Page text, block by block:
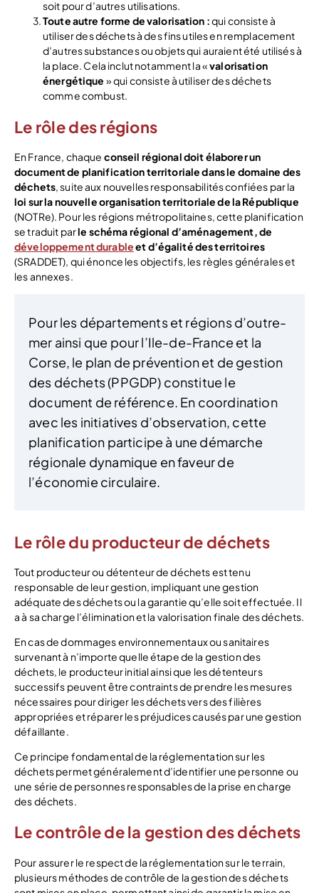
soit pour d’autres utilisations.
Toute autre forme de valorisation :qui consiste à
utiliser des déchets à des fins utiles en remplacement
d’autres substances ou objets qui auraient été utilisés à
la place. Cela inclut notamment la «valorisation
énergétique » qui consiste à utiliser des déchets
comme combust.
Le rôle des régions
En France, chaque conseil régional doit élaborer un
document de planification territoriale dans le domaine des
déchets, suite aux nouvelles responsabilités confiées par la
loi sur la nouvelle organisation territoriale de la République
(NOTRe). Pour les régions métropolitaines, cette planification
se traduit parle schéma régional d’aménagement, de
développement durableet d’égalité des territoires
(SRADDET), qui énonce les objectifs, les règles générales et
les annexes.
Pour les départements et régions d’outre-
mer ainsi que pour l’Ile-de-France et la
Corse, le plan de prévention et de gestion
des déchets (PPGDP) constitue le
document de référence. En coordination
avec les initiatives d’observation, cette
planification participe à une démarche
régionale dynamique en faveur de
l’économie circulaire.
Le rôle du producteur de déchets
Tout producteur ou détenteur de déchets est tenu
responsable de leur gestion, impliquant une gestion
adéquate des déchets ou la garantie qu’elle soit effectuée. Il
a à sa charge l’élimination et la valorisation finale des déchets.
En cas de dommages environnementaux ou sanitaires
survenant à n’importe quelle étape de la gestion des
déchets, le producteur initial ainsi que les détenteurs
successifs peuvent être contraints de prendre les mesures
nécessaires pour diriger les déchets vers des filières
appropriées et réparer les préjudices causés par une gestion
défaillante.
Ce principe fondamental de la réglementation sur les
déchets permet généralement d’identifier une personne ou
une série de personnes responsables de la prise en charge
des déchets.
Le contrôle de la gestion des déchets
Pour assurer le respect de la réglementation sur le terrain,
plusieurs méthodes de contrôle de la gestion des déchets